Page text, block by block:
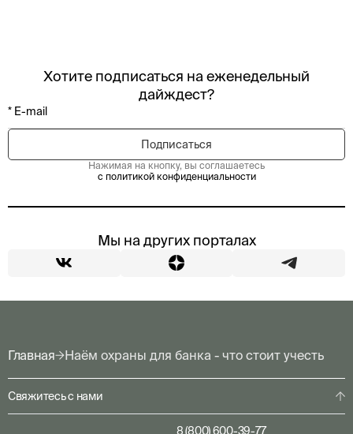
Хотите подписаться на еженедельный
дайждест?
Нажимая на кнопку, вы соглашаетесь
с политикой конфиденциальности
Мы на других порталах
Главная Наём охраны для банка - что стоит учесть
Свяжитесь с нами
8 (800) 600-39-77